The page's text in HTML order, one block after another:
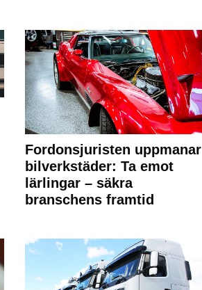
Fordonsjuristen uppmanar
bilverkstäder: Ta emot
lärlingar – säkra
branschens framtid